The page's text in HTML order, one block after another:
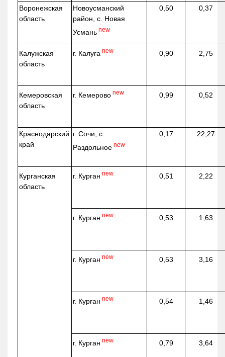
Воронежская
область
Новоусманский
район, с. Новая
Усмань new
0,50 0,37
Калужская
область
г. Калуга new 0,90 2,75
Кемеровская
область
г. Кемерово new 0,99 0,52
Краснодарский
край
г. Сочи, с.
Раздольное new
0,17 22,27
Курганская
область
г. Курган new 0,51 2,22
г. Курган new 0,53 1,63
г. Курган new 0,53 3,16
г. Курган new 0,54 1,46
г. Курган new 0,79 3,64